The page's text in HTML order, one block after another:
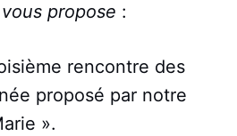
propose :
rencontre des
proposé par notre
».